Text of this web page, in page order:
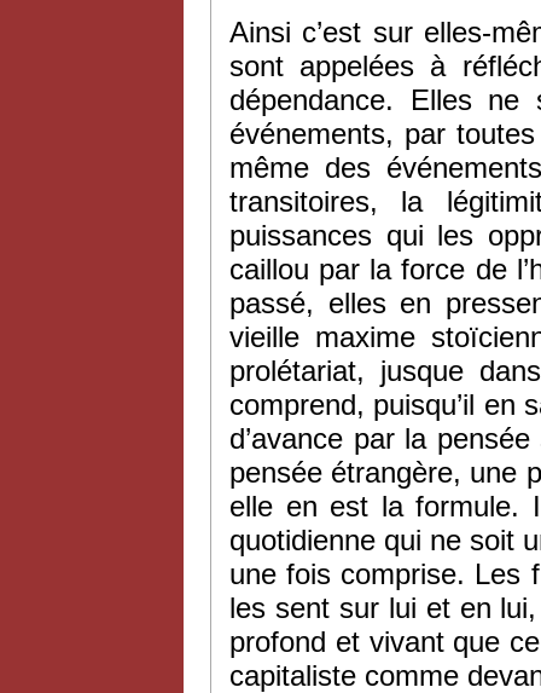
Ainsi c’est sur elles-
sont appelées à
dépendance. Elles
événements, par
même des
transitoires, la
puissances qui les
caillou par la force de
passé, elles en
vieille maxime
prolétariat, jusque
comprend, puisqu’il en
d’avance par la
pensée étrangère, une
elle en est la formule.
quotidienne qui ne soit
une fois comprise. Les
les sent sur lui et en
profond et vivant que
capitaliste comme